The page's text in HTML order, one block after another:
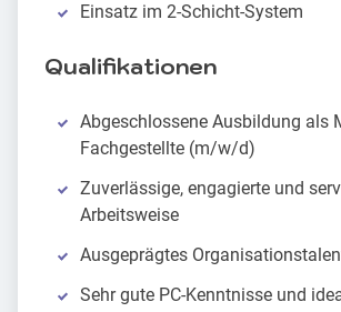
Einsatz im 2-Schicht-System
Qualifikationen
Abgeschlossene Ausbildung als
Fachgestellte (m/w/d)
Zuverlässige, engagierte und
Arbeitsweise
Ausgeprägtes
Sehr gute PC-Kenntnisse und